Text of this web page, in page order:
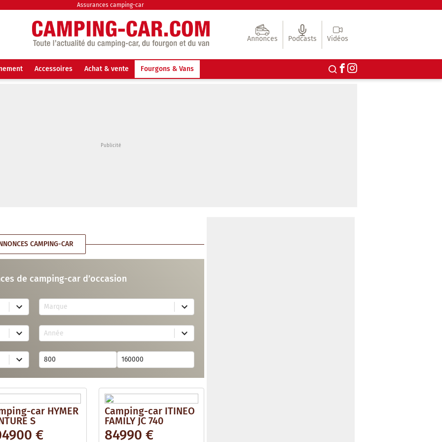
Assurances camping-car
Annonces Podcasts Vidéos
Accessoires Achat & vente Fourgons & Vans
CAMPING-CAR
de camping-car d’occasion
Marque
7
r
t
a
i
a
b
Année
2
r
e
t
s
a
v
a
a
b
car HYMER
S
€
Camping-car ITINEO
FAMILY JC 740
84990 €